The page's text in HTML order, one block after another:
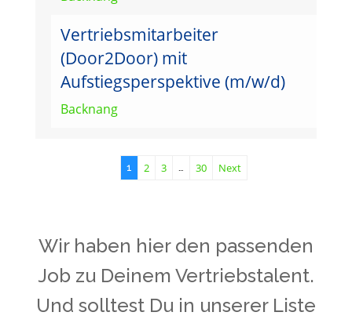
Vertriebsmitarbeiter
(Door2Door) mit
Aufstiegsperspektive (m/w/d)
Backnang
1 2 3 … 30 Next
Wir haben hier den passenden
Job zu Deinem Vertriebstalent.
Und solltest Du in unserer Liste